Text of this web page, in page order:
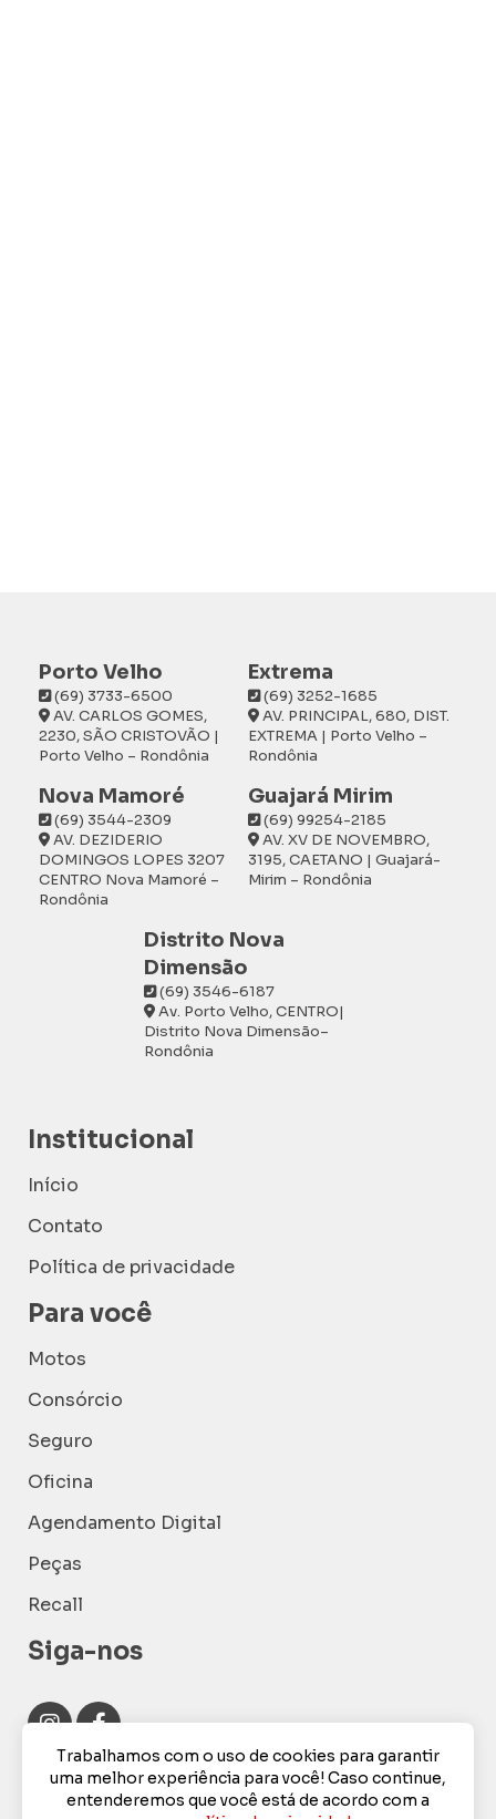
Porto Velho
(69) 3733-6500
AV. CARLOS GOMES,
2230, SÃO CRISTOVÃO |
Porto Velho – Rondônia
Extrema
(69) 3252-1685
AV. PRINCIPAL, 680, DIST.
EXTREMA | Porto Velho –
Rondônia
Nova Mamoré
(69) 3544-2309
AV. DEZIDERIO
DOMINGOS LOPES 3207
CENTRO Nova Mamoré –
Rondônia
Guajará Mirim
(69) 99254-2185
AV. XV DE NOVEMBRO,
3195, CAETANO | Guajará-
Mirim – Rondônia
Distrito Nova
Dimensão
(69) 3546-6187
Av. Porto Velho, CENTRO|
Distrito Nova Dimensão–
Rondônia
Institucional
Início
Contato
Política de privacidade
Para você
Motos
Consórcio
Seguro
Oficina
Agendamento Digital
Peças
Recall
Siga-nos
Trabalhamos com o uso de cookies para garantir
uma melhor experiência para você! Caso continue,
entenderemos que você está de acordo com a